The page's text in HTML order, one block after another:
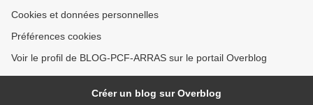
Cookies et données personnelles
Préférences cookies
Voir le profil de BLOG-PCF-ARRAS sur le portail Overblog
Créer un blog sur Overblog